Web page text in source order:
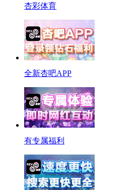
杏彩体育
全新杏吧APP
有专属福利